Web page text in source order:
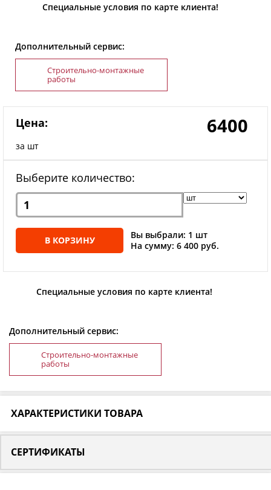
Специальные условия по карте клиента!
Дополнительный сервис:
Строительно-монтажные
работы
Цена:
за шт
6400
Выберите количество:
В КОРЗИНУ
Вы выбрали: 1 шт
На сумму: 6 400 руб.
Специальные условия по карте клиента!
Дополнительный сервис:
Строительно-монтажные
работы
ХАРАКТЕРИСТИКИ ТОВАРА
СЕРТИФИКАТЫ